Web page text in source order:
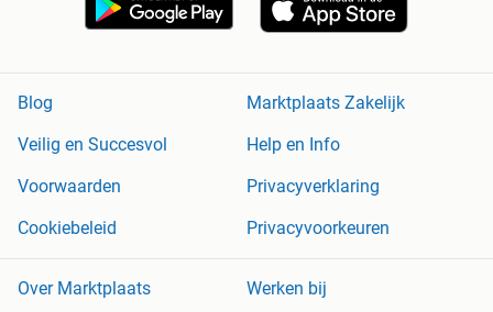
Blog
Marktplaats Zakelijk
Veilig en Succesvol
Help en Info
Voorwaarden
Privacyverklaring
Cookiebeleid
Privacyvoorkeuren
Over Marktplaats
Werken bij